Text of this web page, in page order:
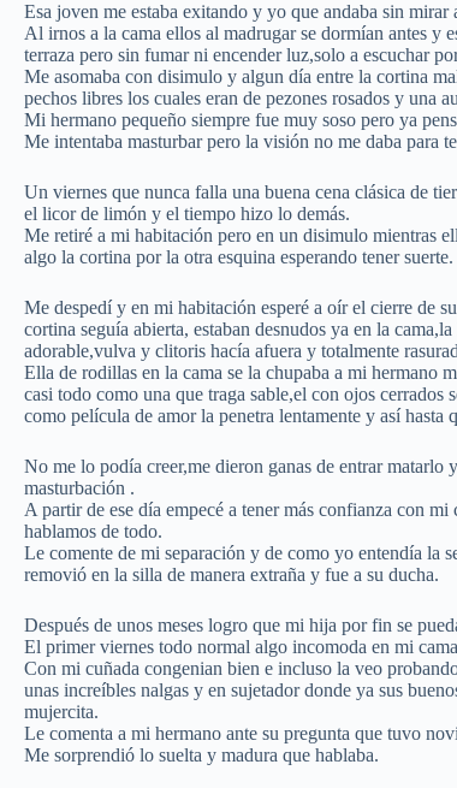
Esa joven me estaba exitando y yo que andaba sin
Al irnos a la cama ellos al madrugar se dormían antes y
terraza pero sin fumar ni encender luz,solo a escuchar
Me asomaba con disimulo y algun día entre la cortina
pechos libres los cuales eran de pezones rosados y una
Mi hermano pequeño siempre fue muy soso pero ya
Me intentaba masturbar pero la visión no me daba para
Un viernes que nunca falla una buena cena clásica de
el licor de limón y el tiempo hizo lo demás.
Me retiré a mi habitación pero en un disimulo mientras
algo la cortina por la otra esquina esperando tener suerte.
Me despedí y en mi habitación esperé a oír el cierre de
cortina seguía abierta, estaban desnudos ya en la
adorable,vulva y clitoris hacía afuera y totalmente
Ella de rodillas en la cama se la chupaba a mi hermano
casi todo como una que traga sable,el con ojos cerrados
como película de amor la penetra lentamente y así hasta
No me lo podía creer,me dieron ganas de entrar matarlo
masturbación .
A partir de ese día empecé a tener más confianza con
hablamos de todo.
Le comente de mi separación y de como yo entendía la
removió en la silla de manera extraña y fue a su ducha.
Después de unos meses logro que mi hija por fin se
El primer viernes todo normal algo incomoda en mi
Con mi cuñada congenian bien e incluso la veo
unas increíbles nalgas y en sujetador donde ya sus
mujercita.
Le comenta a mi hermano ante su pregunta que tuvo
Me sorprendió lo suelta y madura que hablaba.